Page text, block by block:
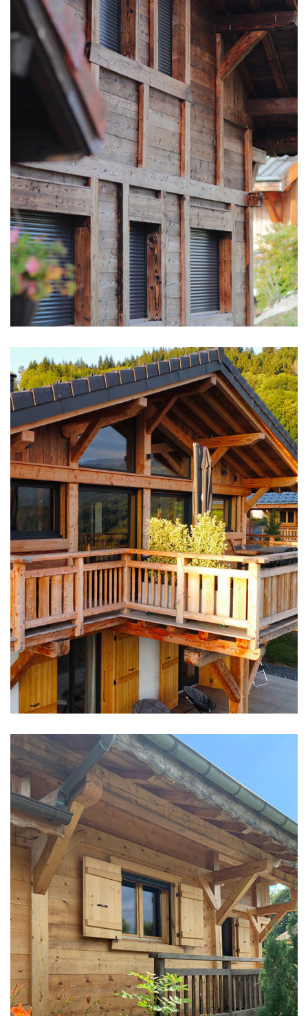
CHALETS NEUFS
Chalet en bois brûlé
CHALETS NEUFS
Chalet Le Massif
CHALETS NEUFS